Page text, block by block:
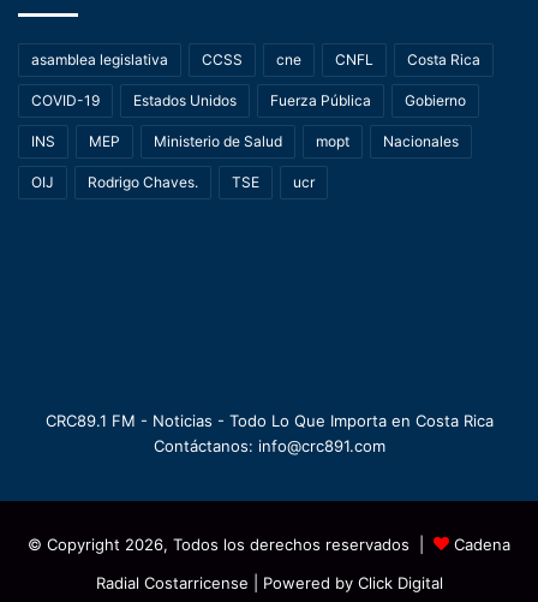
asamblea legislativa CCSS cne CNFL Costa Rica
COVID-19 Estados Unidos Fuerza Pública Gobierno
INS MEP Ministerio de Salud mopt Nacionales
OIJ Rodrigo Chaves. TSE ucr
CRC89.1 FM - Noticias - Todo Lo Que Importa en Costa Rica
Contáctanos: info@crc891.com
© Copyright 2026, Todos los derechos reservados |
Cadena
Radial Costarricense | Powered by Click Digital